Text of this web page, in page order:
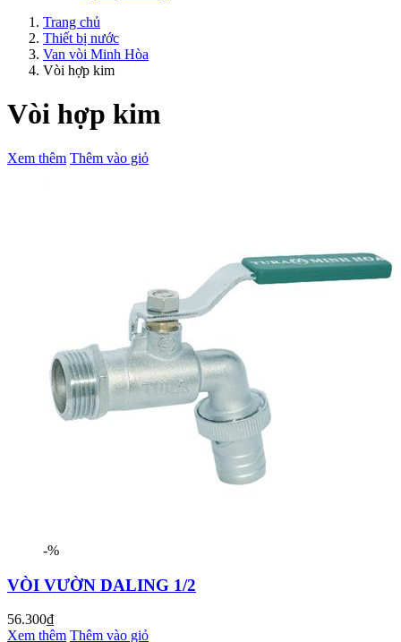
Trang chủ
Thiết bị nước
Van vòi Minh Hòa
Vòi hợp kim
Vòi hợp kim
Xem thêm Thêm vào giỏ
-%
VÒI VƯỜN DALING 1/2
56.300₫
Xem thêm Thêm vào giỏ